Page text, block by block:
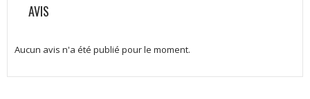
AVIS
Aucun avis n'a été publié pour le moment.